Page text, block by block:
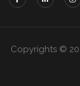
Copyrights ©